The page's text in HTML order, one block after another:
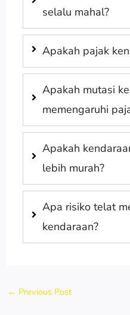
selalu mahal?
Apakah pajak
Apakah mutasi
memengaruhi
Apakah
lebih murah?
Apa risiko telat
kendaraan?
← Previous Post